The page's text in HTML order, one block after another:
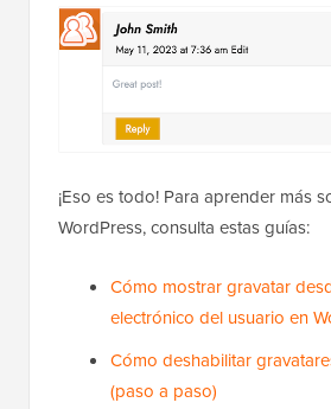
¡Eso es todo! Para aprender más
WordPress, consulta estas guías:
Cómo mostrar gravatar
electrónico del usuario en
Cómo deshabilitar
(paso a paso)